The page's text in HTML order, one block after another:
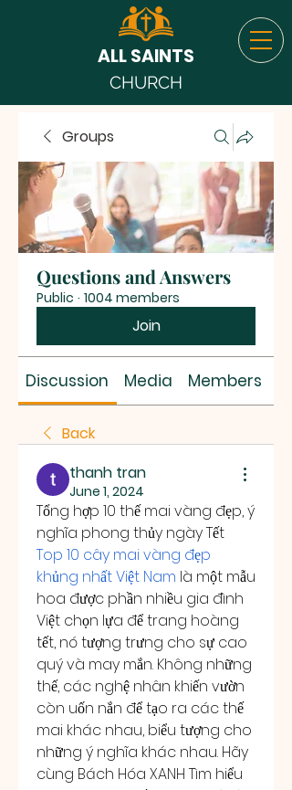
ALL SAINTS
CHURCH
Groups
Questions and Answers
Public · 1004 members
Join
Discussion Media Members
Back
thanh tran
June 1, 2024
Tổng hợp 10 thế mai vàng đẹp, ý
nghĩa phong thủy ngày Tết
Top 10 cây mai vàng đẹp
khủng nhất Việt Nam là một mẫu
hoa được phần nhiều gia đình
Việt chọn lựa để trang hoàng
tết, nó tượng trưng cho sự cao
quý và may mắn. Không những
thế, các nghệ nhân khiến vườn
còn uốn nắn để tạo ra các thế
mai khác nhau, biểu tượng cho
những ý nghĩa khác nhau. Hãy
cùng Bách Hóa XANH Tìm hiểu